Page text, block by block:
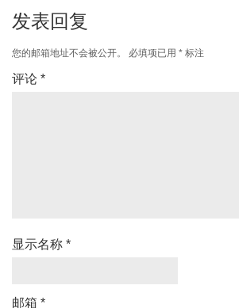
发表回复
您的邮箱地址不会被公开。 必填项已用 * 标注
评论 *
显示名称 *
邮箱 *